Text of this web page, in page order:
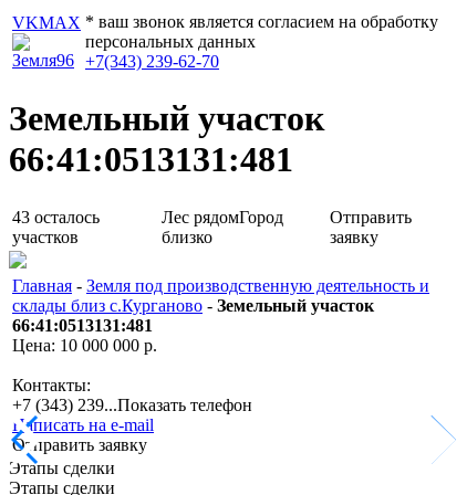
VKMAX * ваш звонок является согласием на обработку
персональных данных
+7(343) 239-62-70
Земельный участок
66:41:0513131:481
43 осталось
участков
Лес рядомГород
близко
Отправить
заявку
Главная - Земля под производственную деятельность и
склады близ с.Курганово - Земельный участок
66:41:0513131:481
Цена: 10 000 000 р.
Контакты:
+7 (343) 239...Показать телефон
Написать на e-mail
Отправить заявку
Этапы сделки
Этапы сделки